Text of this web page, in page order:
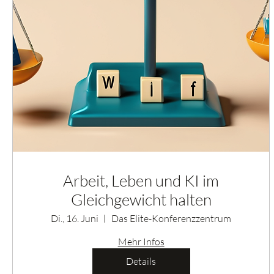
Arbeit, Leben und KI im
Gleichgewicht halten
Di., 16. Juni
Das Elite-Konferenzzentrum
Mehr Infos
Details